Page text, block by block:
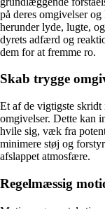
på deres omgivelser
herunder lyde, lugte,
dyrets adfærd og
dem for at fremme ro.
Skab trygge
Et af de vigtigste skridt
omgivelser. Dette kan
hvile sig, væk fra
minimere støj og
afslappet atmosfære.
Regelmæssig